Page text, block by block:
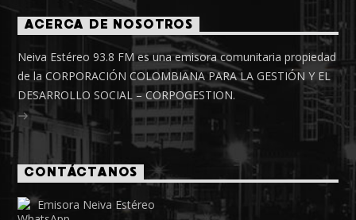
ACERCA DE NOSOTROS
Neiva Estéreo 93.8 FM es una emisora comunitaria propiedad
de la CORPORACIÓN COLOMBIANA PARA LA GESTIÓN Y EL
DESARROLLO SOCIAL – CORPOGESTION.
CONTÁCTANOS
Emisora Neiva Estéreo